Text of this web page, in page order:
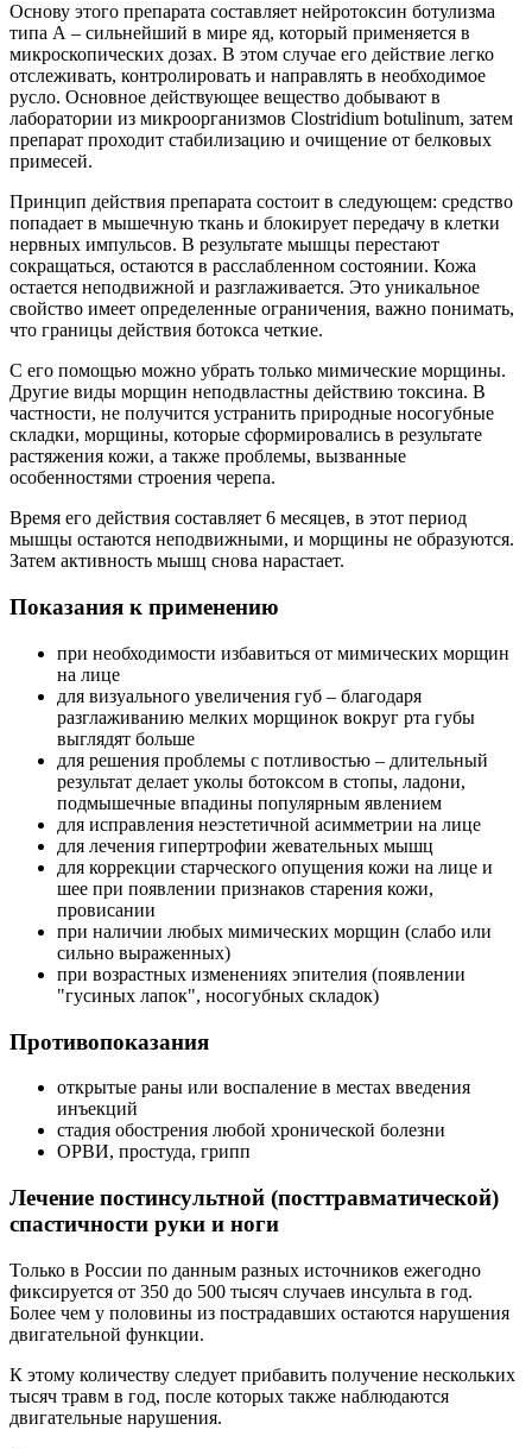
Основу этого препарата составляет нейротоксин ботулизма
типа А – сильнейший в мире яд, который применяется в
микроскопических дозах. В этом случае его действие легко
отслеживать, контролировать и направлять в необходимое
русло. Основное действующее вещество добывают в
лаборатории из микроорганизмов Clostridium botulinum, затем
препарат проходит стабилизацию и очищение от белковых
примесей.
Принцип действия препарата состоит в следующем: средство
попадает в мышечную ткань и блокирует передачу в клетки
нервных импульсов. В результате мышцы перестают
сокращаться, остаются в расслабленном состоянии. Кожа
остается неподвижной и разглаживается. Это уникальное
свойство имеет определенные ограничения, важно понимать,
что границы действия ботокса четкие.
С его помощью можно убрать только мимические морщины.
Другие виды морщин неподвластны действию токсина. В
частности, не получится устранить природные носогубные
складки, морщины, которые сформировались в результате
растяжения кожи, а также проблемы, вызванные
особенностями строения черепа.
Время его действия составляет 6 месяцев, в этот период
мышцы остаются неподвижными, и морщины не образуются.
Затем активность мышц снова нарастает.
Показания к применению
при необходимости избавиться от мимических морщин
на лице
для визуального увеличения губ – благодаря
разглаживанию мелких морщинок вокруг рта губы
выглядят больше
для решения проблемы с потливостью – длительный
результат делает уколы ботоксом в стопы, ладони,
подмышечные впадины популярным явлением
для исправления неэстетичной асимметрии на лице
для лечения гипертрофии жевательных мышц
для коррекции старческого опущения кожи на лице и
шее при появлении признаков старения кожи,
провисании
при наличии любых мимических морщин (слабо или
сильно выраженных)
при возрастных изменениях эпителия (появлении
"гусиных лапок", носогубных складок)
Противопоказания
открытые раны или воспаление в местах введения
инъекций
стадия обострения любой хронической болезни
ОРВИ, простуда, грипп
Лечение постинсультной (посттравматической)
спастичности руки и ноги
Только в России по данным разных источников ежегодно
фиксируется от 350 до 500 тысяч случаев инсульта в год.
Более чем у половины из пострадавших остаются нарушения
двигательной функции.
К этому количеству следует прибавить получение нескольких
тысяч травм в год, после которых также наблюдаются
двигательные нарушения.